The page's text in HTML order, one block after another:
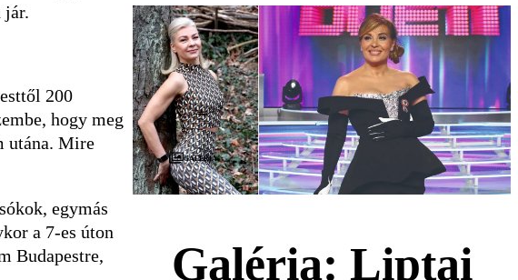
jár.
200
hogy meg
utána. Mire
egymás
a 7-es úton
Budapestre,
Galéria
Galéria: Liptai